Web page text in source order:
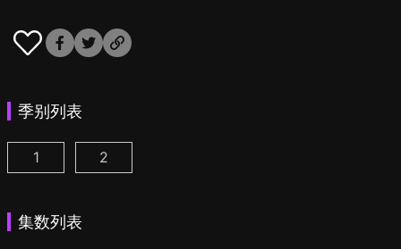
季别列表
追踪者游戏W 职权骚扰的上司是我的前女友 第1集
1 追踪者游戏W2 绮丽的天女们 第1集
2
集数列表